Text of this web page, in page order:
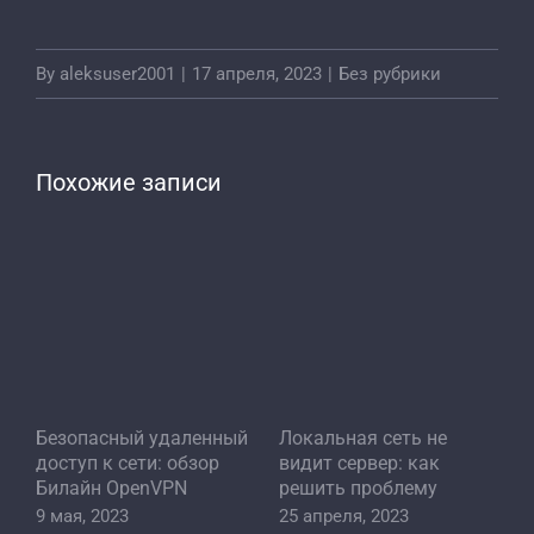
By aleksuser2001 17 апреля, 2023 Без рубрики
Похожие записи
Безопасный удаленный
доступ к сети: обзор
Билайн OpenVPN
9 мая, 2023
Локальная сеть не
видит сервер: как
решить проблему
25 апреля, 2023